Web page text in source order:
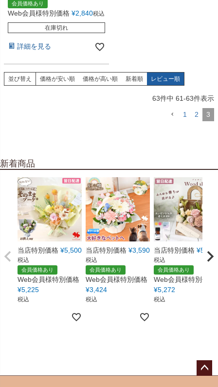
会員価格あり
Web会員様特別価格 ¥2,840税込
在庫切れ
詳細を見る
並び替え 価格が安い順 価格が高い順 新着順 レビュー順
63件中 61-63件表示
1 2 3
新着商品
当店特別価格 ¥5,500
税込
会員価格あり
Web会員様特別価格
¥5,225
税込
当店特別価格 ¥3,590
税込
会員価格あり
Web会員様特別価格
¥3,424
税込
当店特別価格 ¥5,550
税込
会員価格あり
Web会員様特別価格
¥5,272
税込